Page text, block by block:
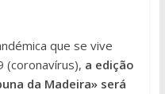
que se vive
(coronavírus), a edição
da Madeira» será